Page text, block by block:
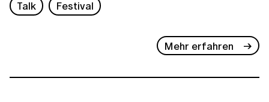
Talk Festival
Mehr erfahren